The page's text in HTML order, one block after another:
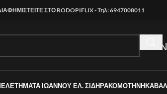
ΣΤΟ RODOPIFLIX - Τηλ: 6947008011
ΙΩΑΝΝΟΥ ΕΛ. ΣΙΔΗΡΑΚΟΜΟΤΗΝΗ